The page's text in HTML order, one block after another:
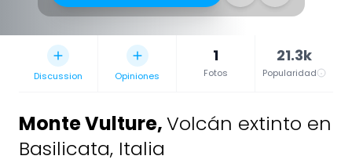
Discussion Opiniones
1
Fotos
21.3k
Popularidad
Monte Vulture,Volcán extinto en
Basilicata, Italia